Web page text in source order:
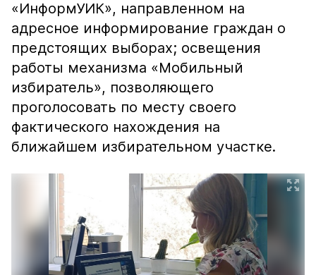
«ИнформУИК», направленном на
адресное информирование граждан о
предстоящих выборах; освещения
работы механизма «Мобильный
избиратель», позволяющего
проголосовать по месту своего
фактического нахождения на
ближайшем избирательном участке.